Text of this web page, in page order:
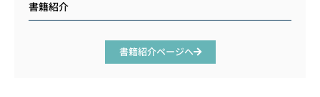
書籍紹介
書籍紹介ページへ